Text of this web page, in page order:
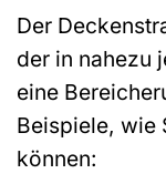
Der
der in nahezu
eine
Beispiele, wie
können: